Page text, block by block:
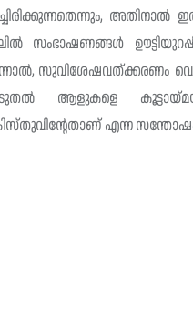
അതിനാൽ
സംഭാഷണങ്ങൾ
സുവിശേഷവത്ക്കരണം
ആളുകളെ
എന്ന